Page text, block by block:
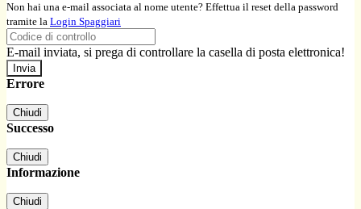
Non hai una e-mail associata al nome utente? Effettua il reset della password
tramite la Login Spaggiari
E-mail inviata, si prega di controllare la casella di posta elettronica!
Errore
Chiudi
Successo
Chiudi
Informazione
Chiudi